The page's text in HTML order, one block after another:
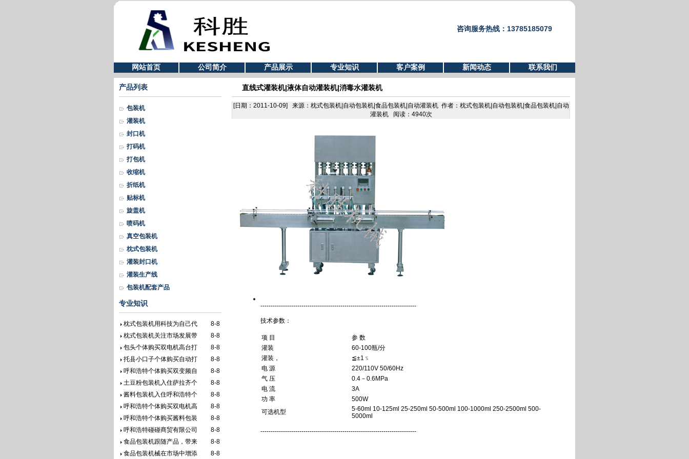
咨询服务热线：13785185079
网站首页 公司简介 产品展示 专业知识 客户案例 新闻动态 联系我们
产品列表
包装机
灌装机
封口机
打码机
打包机
收缩机
折纸机
贴标机
旋盖机
喷码机
真空包装机
枕式包装机
灌装封口机
灌装生产线
包装机配套产品
专业知识
枕式包装机用科技为自己代
8-8
枕式包装机关注市场发展带
8-8
包头个体购买双电机高台打
8-8
托县小口子个体购买自动打
8-8
呼和浩特个体购买双变频自
8-8
土豆粉包装机入住萨拉齐个
8-8
酱料包装机入住呼和浩特个
8-8
呼和浩特个体购买双电机高
8-8
呼和浩特个体购买酱料包装
8-8
呼和浩特碰碰商贸有限公司
8-8
食品包装机跟随产品，带来
8-8
食品包装机械在市场中增添
8-8
直线式灌装机|液体自动灌装机|消毒水灌装机
[日期：2011-10-09] 来源：枕式包装机|自动包装机|食品包装机|自动灌装机 作者：枕式包装机|自动包装机|食品包装机|自动
灌装机 阅读：4940次
----------------------------------------------------------------------------
技术参数：
项 目
参 数
灌装
60-100瓶/分
灌装，
≦±1﹪
电 源
220/110V 50/60Hz
气 压
0.4－0.6MPa
电 流
3A
功 率
500W
可选机型
5-60ml 10-125ml 25-250ml 50-500ml 100-1000ml 250-2500ml 500-
5000ml
----------------------------------------------------------------------------